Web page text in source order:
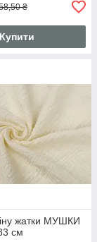
₴
Купити
жатки МУШКИ
см